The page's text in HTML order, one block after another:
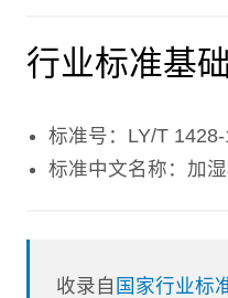
行业标准基
标准号：LY/T
标准中文名称：加
收录自 国家行业标